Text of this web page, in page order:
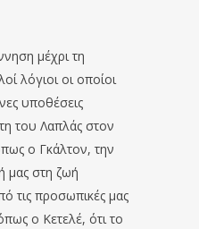
μέχρι τη
λόγιοι οι οποίοι
υποθέσεις
του Λαπλάς στον
ο Γκάλτον, την
μας στη ζωή
τις προσωπικές μας
ο Κετελέ, ότι το